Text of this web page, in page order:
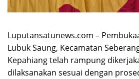
Luputansatunews.com –
Lubuk Saung, Kecamatan
Kepahiang telah rampung
dilaksanakan sesuai dengan